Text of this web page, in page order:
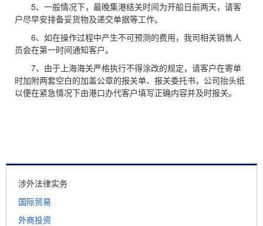
5、一般情况下，最晚集港结关时间为开船日前两天，请客
户尽早安排备妥货物及递交单据等工作。
6、如在操作过程中产生不可预测的费用，我司相关销售人
员会在第一时间通知客户。
7、由于上海海关严格执行不得涂改的规定，请客户在寄单
时加附两套空白的加盖公章的报关单、报关委托书，公司抬头纸
以便在紧急情况下由港口办代客户填写正确内容并及时报关。
涉外法律实务
国际贸易
外商投资